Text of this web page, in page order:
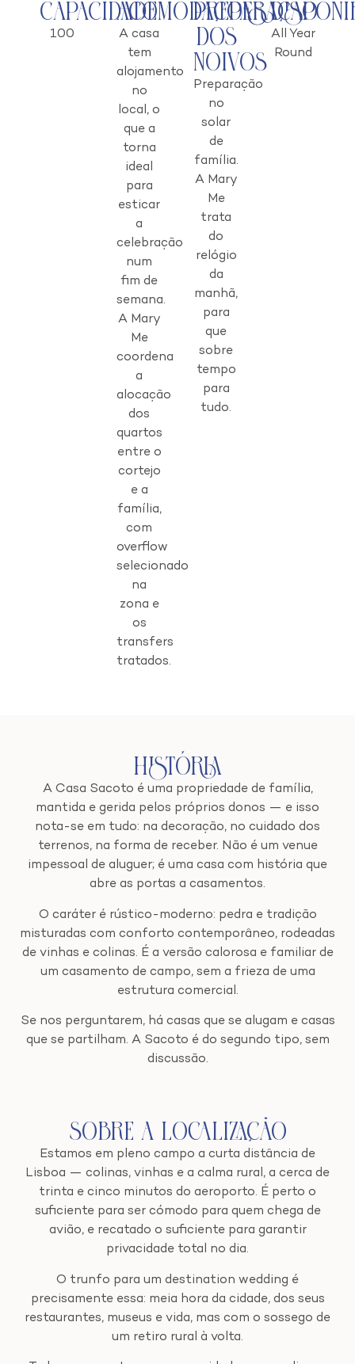
Capacidade
100
Acomodações
A casa
tem
alojamento
no
local, o
que a
torna
ideal
para
esticar
a
celebração
num
fim de
semana.
A Mary
Me
coordena
a
alocação
dos
quartos
entre o
cortejo
e a
família,
com
overflow
selecionado
na
zona e
os
transfers
tratados.
Preparação
dos
Noivos
Preparação
no
solar
de
família.
A Mary
Me
trata
do
relógio
da
manhã,
para
que
sobre
tempo
para
tudo.
All Year
Round
História
A Casa Sacoto é uma propriedade de família,
mantida e gerida pelos próprios donos — e isso
nota-se em tudo: na decoração, no cuidado dos
terrenos, na forma de receber. Não é um venue
impessoal de aluguer; é uma casa com história que
abre as portas a casamentos.
O caráter é rústico-moderno: pedra e tradição
misturadas com conforto contemporâneo, rodeadas
de vinhas e colinas. É a versão calorosa e familiar de
um casamento de campo, sem a frieza de uma
estrutura comercial.
Se nos perguntarem, há casas que se alugam e casas
que se partilham. A Sacoto é do segundo tipo, sem
discussão.
Sobre a Localização
Estamos em pleno campo a curta distância de
Lisboa — colinas, vinhas e a calma rural, a cerca de
trinta e cinco minutos do aeroporto. É perto o
suficiente para ser cómodo para quem chega de
avião, e recatado o suficiente para garantir
privacidade total no dia.
O trunfo para um destination wedding é
precisamente essa: meia hora da cidade, dos seus
restaurantes, museus e vida, mas com o sossego de
um retiro rural à volta.